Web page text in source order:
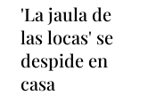
'La jaula de
las locas' se
despide en
casa